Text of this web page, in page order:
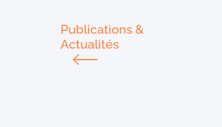
Publications &
Actualités